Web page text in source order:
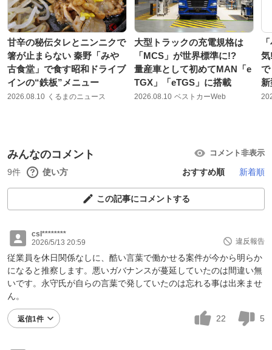
甘辛の秘伝タレとニンニクで
箸が止まらない 秦野「みや
古食堂」で食す昭和ドライブ
インの“鉄板”メニュー
2026.08.10 くるまのニュース
大型トラックの充電規格は
「MCS」が世界標準に!?
量産車として初めてMAN「e
TGX」「eTGS」に搭載
2026.08.10 ベストカーWeb
で
みんなのコメント コメント非表示
9件 使い方 おすすめ順 新着順
この記事にコメントする
csl********
2026/5/13 20:59
違反報告
従業員を休日関係なしに、酷い言葉で働かせる案件が今から明らか
になると推察します。悪いガバナンスが蔓延していたのは間違い無
いです。永守氏が自らの言葉で発していたのは忘れる事は出来ませ
ん。
返信1件 22 5